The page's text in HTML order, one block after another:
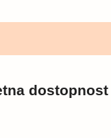
dostopnost